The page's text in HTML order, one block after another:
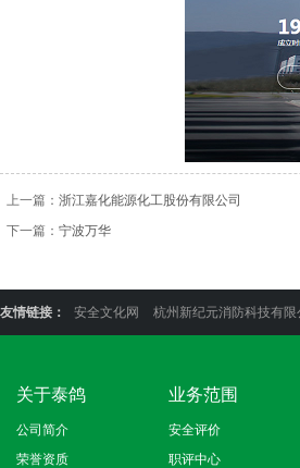
上一篇： 浙江嘉化能源化工股份有限公司
下一篇： 宁波万华
友情链接： 安全文化网 杭州新纪元消防科技有限
关于泰鸽
公司简介
荣誉资质
业务范围
安全评价
职评中心